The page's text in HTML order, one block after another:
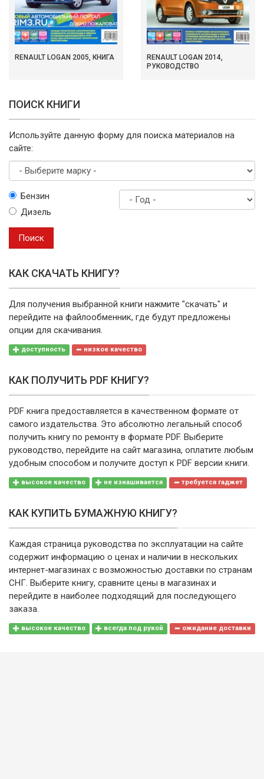
RENAULT LOGAN 2005, КНИГА
RENAULT LOGAN 2014,
РУКОВОДСТВО
ПОИСК КНИГИ
Используйте данную форму для поиска материалов на
сайте:
маркуБензин
Дизель
Поиск
КАК СКАЧАТЬ КНИГУ?
Для получения выбранной книги нажмите "скачать" и
перейдите на файлообменник, где будут предложены
опции для скачивания.
доступность низкое качество
КАК ПОЛУЧИТЬ PDF КНИГУ?
PDF книга предоставляется в качественном формате от
самого издательства. Это абсолютно легальный способ
получить книгу по ремонту в формате PDF. Выберите
руководство, перейдите на сайт магазина, оплатите любым
удобным способом и получите доступ к PDF версии книги.
высокое качество не изнашивается требуется гаджет
КАК КУПИТЬ БУМАЖНУЮ КНИГУ?
Каждая страница руководства по эксплуатации на сайте
содержит информацию о ценах и наличии в нескольких
интернет-магазинах с возможностью доставки по странам
СНГ. Выберите книгу, сравните цены в магазинах и
перейдите в наиболее подходящий для последующего
заказа.
высокое качество всегда под рукой ожидание доставки